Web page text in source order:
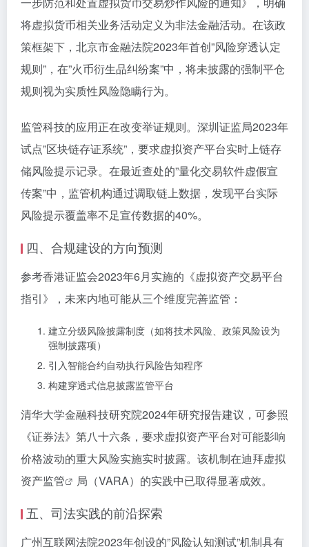
将虚拟货币相关业务活动定义为非法金融活动。在该政
策框架下，北京市金融法院2023年首创”风险穿透认定
规则”，在”火币衍生品纠纷案”中，将未披露的强制平仓
规则视为实质性风险隐瞒行为。
监管科技的应用正在改变举证规则。深圳证监局2023年
试点”区块链存证系统”，要求虚拟资产平台实时上链存
储风险提示记录。在最近查处的”量化交易软件虚假宣
传案”中，监管机构通过调取链上数据，发现平台实际
风险提示覆盖率不足宣传数据的40%。
四、合规建设的方向预测
参考香港证监会2023年6月实施的《虚拟资产交易平台
指引》，未来内地可能从三个维度完善监管：
建立分级风险披露制度（如将技术风险、政策风险设为
强制披露项）
引入智能合约自动执行风险告知程序
构建穿透式信息披露监管平台
清华大学金融科技研究院2024年研究报告建议，可参照
《证券法》第八十六条，要求虚拟资产平台对可能影响
价格波动的重大风险实施实时披露。该机制在迪拜虚拟
资产监管
局（VARA）的实践中已取得显著成效。
五、司法实践的前沿探索
广州互联网法院2023年创设的”风险认知测试”机制具有